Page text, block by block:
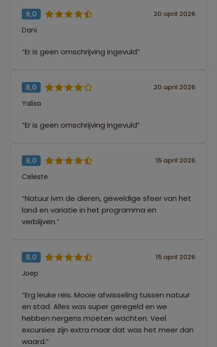
9,0 20 april 2026
Dani
“Er is geen omschrijving ingevuld”
8,0 20 april 2026
Yalisa
“Er is geen omschrijving ingevuld”
9,0 15 april 2026
Celeste
“Natuur ivm de dieren, geweldige sfeer van het
land en variatie in het programma en
verblijven.”
9,0 15 april 2026
Joep
“Erg leuke reis. Mooie afwisseling tussen natuur
en stad. Alles was super geregeld en we
hebben nergens moeten wachten. Veel
excursies zijn extra maar dat was het meer dan
waard.”